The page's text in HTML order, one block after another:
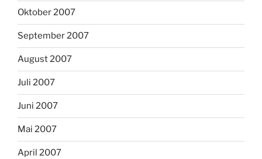
Oktober 2007
September 2007
August 2007
Juli 2007
Juni 2007
Mai 2007
April 2007